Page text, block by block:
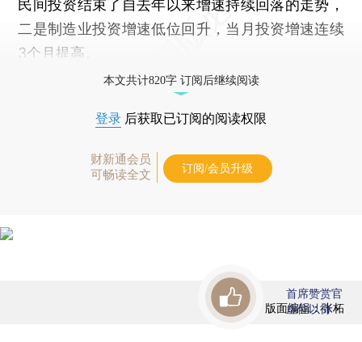
民间投资结束了自去年以来增速持续回落的走势，
二是制造业投资增速低位回升，当月投资增速连续
3个月提高。
本文共计820字 订阅后继续阅读
登录 后获取已订阅的阅读权限
财新通会员
可畅读全文
订阅/会员升级
版面编辑：张柘
首席赞赏官
虚位以待